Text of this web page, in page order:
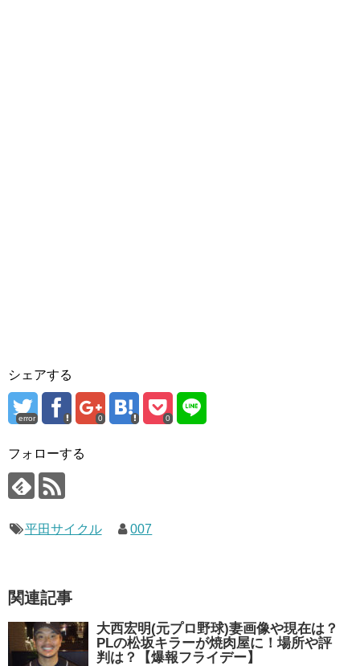
シェアする
error 0 0
フォローする
平田サイクル 007
関連記事
大西宏明(元プロ野球)妻画像や現在は？
PLの松坂キラーが焼肉屋に！場所や評
判は？【爆報フライデー】